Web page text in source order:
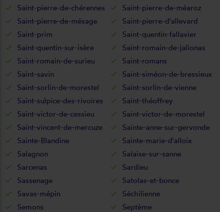
Saint-pierre-de-chérennes
Saint-pierre-de-méaroz
Saint-pierre-de-mésage
Saint-pierre-d'allevard
Saint-prim
Saint-quentin-fallavier
Saint-quentin-sur-isère
Saint-romain-de-jalionas
Saint-romain-de-surieu
Saint-romans
Saint-savin
Saint-siméon-de-bressieux
Saint-sorlin-de-morestel
Saint-sorlin-de-vienne
Saint-sulpice-des-rivoires
Saint-théoffrey
Saint-victor-de-cessieu
Saint-victor-de-morestel
Saint-vincent-de-mercuze
Sainte-anne-sur-gervonde
Sainte-Blandine
Sainte-marie-d'alloix
Salagnon
Salaise-sur-sanne
Sarcenas
Sardieu
Sassenage
Satolas-et-bonce
Savas-mépin
Séchilienne
Semons
Septème